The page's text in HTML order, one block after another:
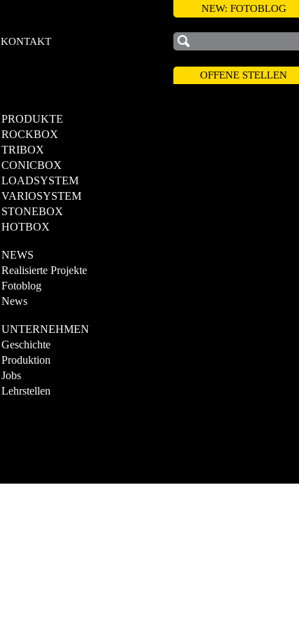
KONTAKT
NEW: FOTOBLOG
OFFENE STELLEN
PRODUKTE
ROCKBOX
TRIBOX
CONICBOX
LOADSYSTEM
VARIOSYSTEM
STONEBOX
HOTBOX
NEWS
Realisierte Projekte
Fotoblog
News
UNTERNEHMEN
Geschichte
Produktion
Jobs
Lehrstellen